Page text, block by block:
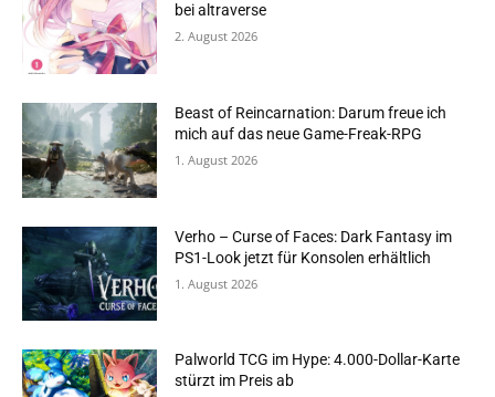
bei altraverse
2. August 2026
Beast of Reincarnation: Darum freue ich
mich auf das neue Game-Freak-RPG
1. August 2026
Verho – Curse of Faces: Dark Fantasy im
PS1-Look jetzt für Konsolen erhältlich
1. August 2026
Palworld TCG im Hype: 4.000-Dollar-Karte
stürzt im Preis ab